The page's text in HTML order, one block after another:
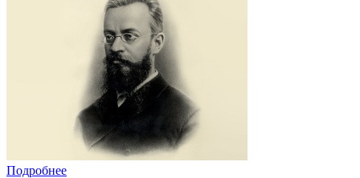
Подробнее